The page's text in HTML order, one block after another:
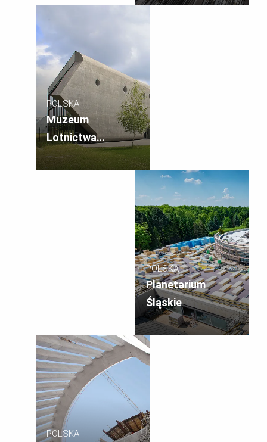
POLSKA
Muzeum
Lotnictwa
Polskiego
POLSKA
Planetarium
Śląskie
POLSKA